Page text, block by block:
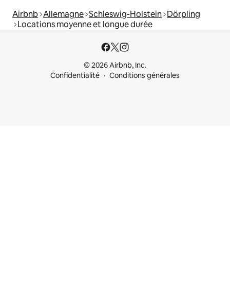
Airbnb Allemagne Schleswig-Holstein Dörpling
Locations moyenne et longue durée
© 2026 Airbnb, Inc.
Confidentialité
Conditions générales